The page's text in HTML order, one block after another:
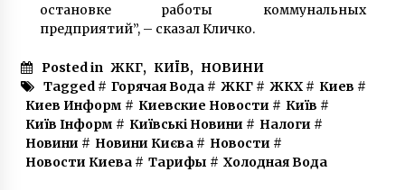
остановке работы коммунальных
предприятий”, – сказал Кличко.
Posted in ЖКГ, КИЇВ, НОВИНИ
Tagged # Горячая Вода# ЖКГ# ЖКХ# Киев #
Киев Информ # Киевские Новости # Київ #
Київ Інформ # Київські Новини # Налоги #
Новини # Новини Києва# Новости #
Новости Киева# Тарифы # Холодная Вода